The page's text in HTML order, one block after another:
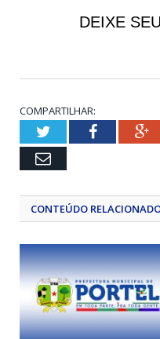
DEIXE
COMPARTILHAR:
TwitterFacebook
Email
CONTEÚDO